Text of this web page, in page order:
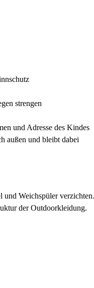
strengen
und Adresse des Kindes
außen und bleibt dabei
und Weichspüler verzichten.
der Outdoorkleidung.